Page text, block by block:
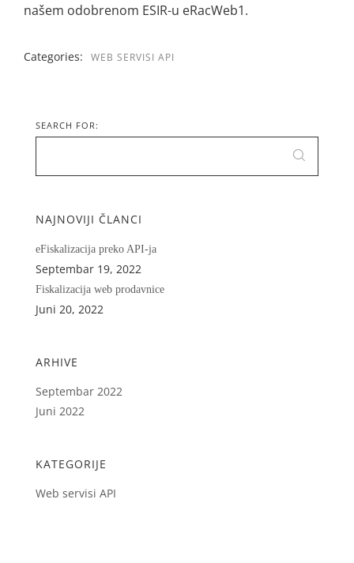
našem odobrenom ESIR-u eRacWeb1.
Categories: WEB SERVISI API
SEARCH FOR:
NAJNOVIJI ČLANCI
eFiskalizacija preko API-ja
Septembar 19, 2022
Fiskalizacija web prodavnice
Juni 20, 2022
ARHIVE
Septembar 2022
Juni 2022
KATEGORIJE
Web servisi API